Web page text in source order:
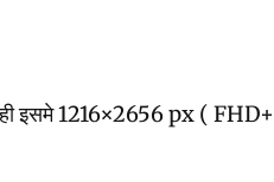
1216×2656 px ( FHD+ )